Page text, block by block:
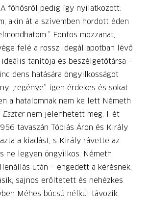
A főhősről pedig így nyilatkozott:
akin át a szívemben hordott éden
Fontos mozzanat,
felé a rossz idegállapotban lévő
ideális tanítója és beszélgetőtársa –
hatására öngyilkosságot
„regénye” igen érdekes és sokat
a hatalomnak nem kellett Németh
Eszternem jelenhetett meg. Hét
tavaszán Tóbiás Áron és Király
a kiadást, s Király rávette az
ne legyen öngyilkos. Németh
után – engedett a kérésnek,
sajnos erőltetett és nehézkes
Méhes búcsú nélkül távozik